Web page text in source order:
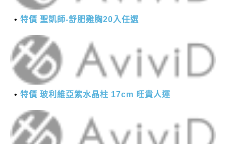
特價 聖凱師-舒肥雞胸20入任選
特價 玻利維亞紫水晶柱 17cm 旺貴人運